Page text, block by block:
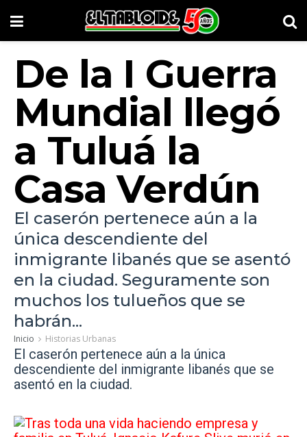
De la I Guerra
Mundial llegó
a Tuluá la
Casa Verdún
El caserón pertenece aún a la
única descendiente del
inmigrante libanés que se asentó
en la ciudad. Seguramente son
muchos los tulueños que se
habrán...
Inicio Historias Urbanas
El caserón pertenece aún a la única
descendiente del inmigrante libanés que se
asentó en la ciudad.